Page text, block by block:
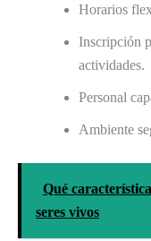
Horarios
Inscripción
actividades.
Personal
Ambiente
Qué
seres vivos